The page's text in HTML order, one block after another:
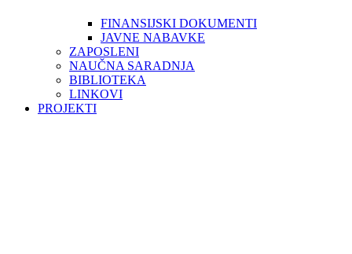
FINANSIJSKI DOKUMENTI
JAVNE NABAVKE
ZAPOSLENI
NAUČNA SARADNJA
BIBLIOTEKA
LINKOVI
PROJEKTI